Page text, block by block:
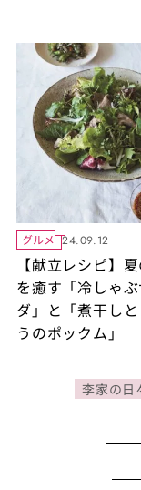
グルメ 24.09.12
【献立レシピ】
を癒す「冷しゃぶ
ダ」と「煮干し
うのポックム」
李家の日